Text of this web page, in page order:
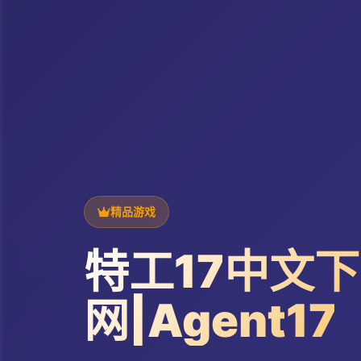
精品游戏
特工17中文
网|Agent17